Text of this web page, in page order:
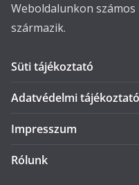
Weboldalunkon számos
származik.
Süti tájékoztató
Adatvédelmi tájékoztató
Impresszum
Rólunk